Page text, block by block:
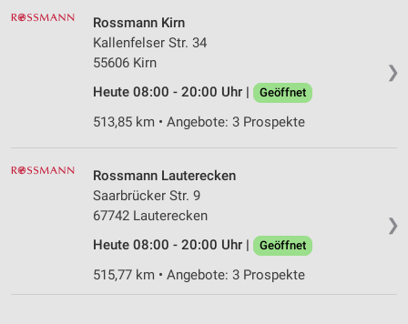
❯
Rossmann Kirn
Kallenfelser Str. 34
55606 Kirn
Heute 08:00 - 20:00 Uhr |
Geöffnet
513,85 km • Angebote: 3 Prospekte
❯
Rossmann Lauterecken
Saarbrücker Str. 9
67742 Lauterecken
Heute 08:00 - 20:00 Uhr |
Geöffnet
515,77 km • Angebote: 3 Prospekte